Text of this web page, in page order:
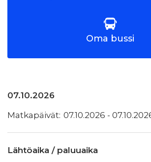
Oma bussi
07.10.2026
07.10.2026 -
Lähtöaika / paluuaika